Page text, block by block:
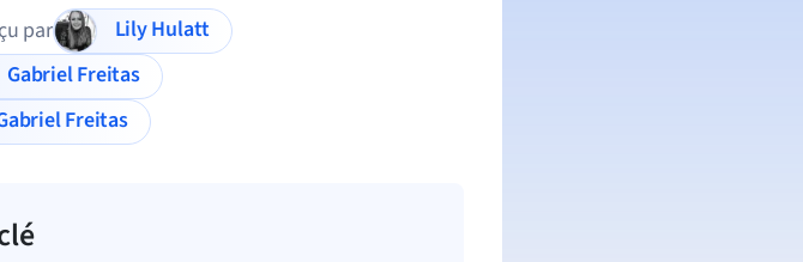
par
Lily Hulatt
Gabriel Freitas
Freitas